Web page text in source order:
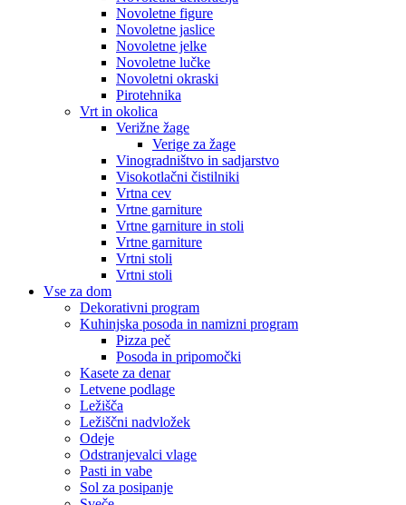
Novoletne figure
Novoletne jaslice
Novoletne jelke
Novoletne lučke
Novoletni okraski
Pirotehnika
Vrt in okolica
Verižne žage
Verige za žage
Vinogradništvo in sadjarstvo
Visokotlačni čistilniki
Vrtna cev
Vrtne garniture
Vrtne garniture in stoli
Vrtne garniture
Vrtni stoli
Vrtni stoli
Vse za dom
Dekorativni program
Kuhinjska posoda in namizni program
Pizza peč
Posoda in pripomočki
Kasete za denar
Letvene podlage
Ležišča
Ležiščni nadvložek
Odeje
Odstranjevalci vlage
Pasti in vabe
Sol za posipanje